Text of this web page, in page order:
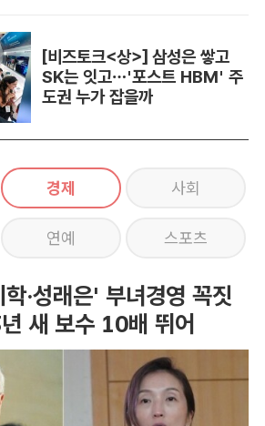
[비즈토크<상>] 삼성은 쌓고
SK는 잇고…'포스트 HBM' 주
도권 누가 잡을까
경제 사회
연예 스포츠
·성래은' 부녀경영 꼭짓
새 보수 10배 뛰어